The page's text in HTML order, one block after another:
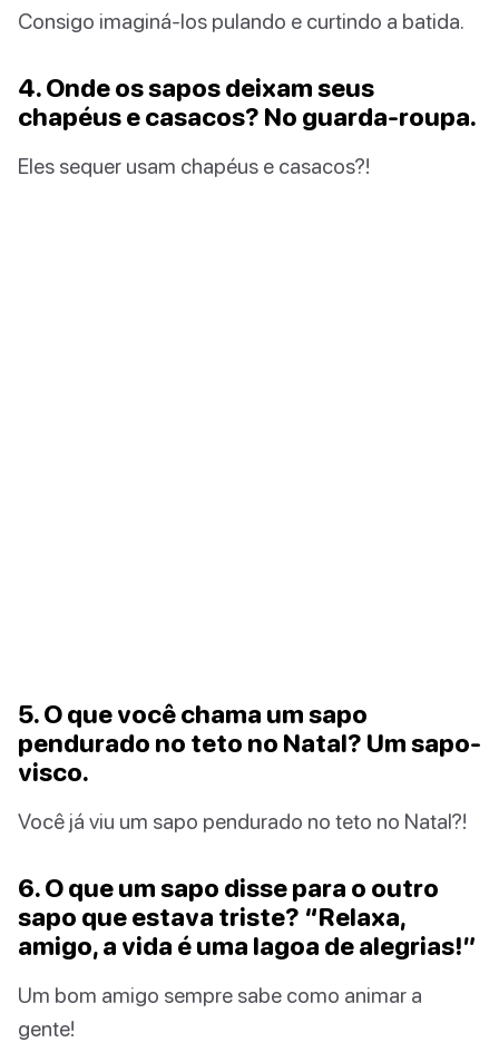
Consigo imaginá-los pulando e curtindo a batida.
4. Onde os sapos deixam seus
chapéus e casacos? No guarda-roupa.
Eles sequer usam chapéus e casacos?!
5. O que você chama um sapo
pendurado no teto no Natal? Um sapo-
visco.
Você já viu um sapo pendurado no teto no Natal?!
6. O que um sapo disse para o outro
sapo que estava triste? “Relaxa,
amigo, a vida é uma lagoa de alegrias!”
Um bom amigo sempre sabe como animar a
gente!